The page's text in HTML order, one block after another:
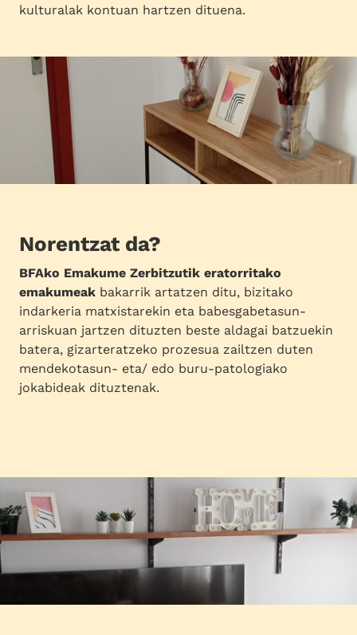
kulturalak kontuan hartzen dituena.
Norentzat da?
BFAko Emakume Zerbitzutik eratorritako
emakumeak bakarrik artatzen ditu, bizitako
indarkeria matxistarekin eta babesgabetasun-
arriskuan jartzen dituzten beste aldagai batzuekin
batera, gizarteratzeko prozesua zailtzen duten
mendekotasun- eta/ edo buru-patologiako
jokabideak dituztenak.